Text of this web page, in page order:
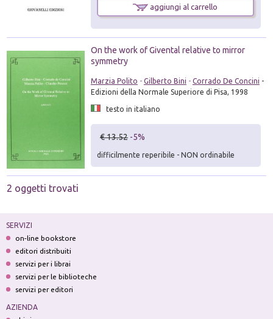
aggiungi al carrello
On the work of Givental relative to mirror
symmetry
Marzia Polito - Gilberto Bini - Corrado De Concini -
Edizioni della Normale Superiore di Pisa, 1998
testo in italiano
€ 13.52 -5%
difficilmente reperibile - NON ordinabile
2 oggetti trovati
SERVIZI
on-line bookstore
editori distribuiti
servizi per i librai
servizi per le biblioteche
servizi per editori
AZIENDA